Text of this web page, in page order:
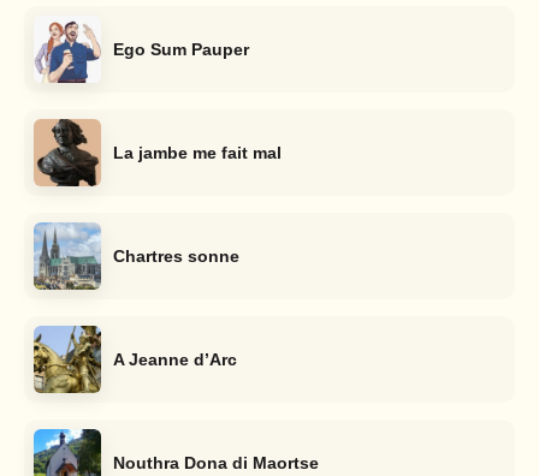
Ego Sum Pauper
La jambe me fait mal
Chartres sonne
A Jeanne d’Arc
Nouthra Dona di Maortse